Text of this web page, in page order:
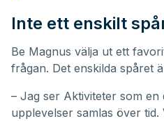
Inte ett enskilt
Be Magnus välja ut ett
frågan. Det enskilda spåret
– Jag ser Aktiviteter som en
upplevelser samlas över